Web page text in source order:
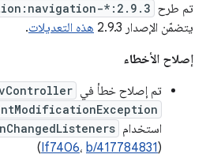
تم طرح *:2.9.3
يتضمّن الإصدار 2.9.3
هذه التعديلات.
إصلاح الأخطاء
تم إصلاح خطأ في
استخدام
(
If7406، b/417784831
)